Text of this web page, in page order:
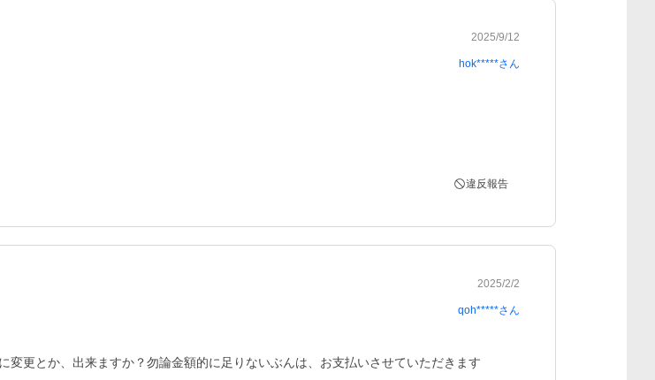
2025/9/12
hok*****さん
違反報告
2025/2/2
qoh*****さん
更とか、出来ますか？勿論金額的に足りないぶんは、お支払いさせていただきます